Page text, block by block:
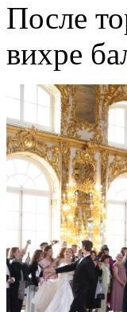
После
вихре